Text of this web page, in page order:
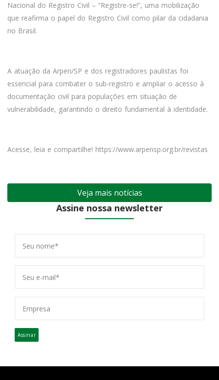
Nacional do Registro Civil – “Registre-se!”, uma mobilização
que reafirma o papel do Registro Civil como pilar da cidadania
no Brasil.
A atuação da Arpen/SP e dos registradores paulistas foi
essencial para combater o sub-registro e ampliar o acesso à
documentação civil para populações em situação de
vulnerabilidade, garantindo o direito fundamental à identidade.
Acesse, leia e compartilhe! https://www.arpensp.org.br/revistas
Veja mais notícias
Assine nossa newsletter
Assinar